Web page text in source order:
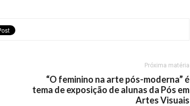
Próxima matéria
“O feminino na arte pós-moderna” é
tema de exposição de alunas da Pós em
Artes Visuais